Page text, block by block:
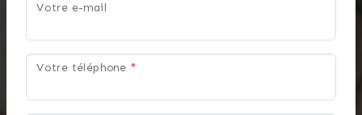
Votre e-mail
Votre téléphone *